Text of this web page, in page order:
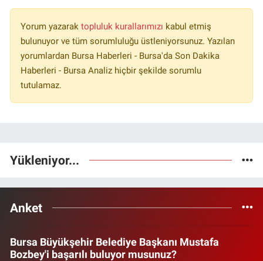
Yorum yazarak topluluk kurallarımızı kabul etmiş
bulunuyor ve tüm sorumluluğu üstleniyorsunuz. Yazılan
yorumlardan Bursa Haberleri - Bursa'da Son Dakika
Haberleri - Bursa Analiz hiçbir şekilde sorumlu
tutulamaz.
Yükleniyor...
Anket
Bursa Büyükşehir Belediye Başkanı Mustafa
Bozbey'i başarılı buluyor musunuz?